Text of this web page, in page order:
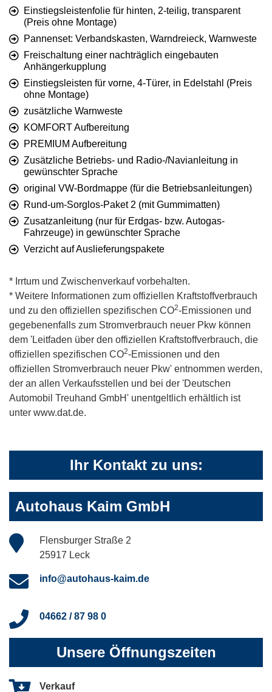
Einstiegsleistenfolie für hinten, 2-teilig, transparent
(Preis ohne Montage)
Pannenset: Verbandskasten, Warndreieck, Warnweste
Freischaltung einer nachträglich eingebauten
Anhängerkupplung
Einstiegsleisten für vorne, 4-Türer, in Edelstahl (Preis
ohne Montage)
zusätzliche Warnweste
KOMFORT Aufbereitung
PREMIUM Aufbereitung
Zusätzliche Betriebs- und Radio-/Navianleitung in
gewünschter Sprache
original VW-Bordmappe (für die Betriebsanleitungen)
Rund-um-Sorglos-Paket 2 (mit Gummimatten)
Zusatzanleitung (nur für Erdgas- bzw. Autogas-
Fahrzeuge) in gewünschter Sprache
Verzicht auf Auslieferungspakete
* Irrtum und Zwischenverkauf vorbehalten.
* Weitere Informationen zum offiziellen Kraftstoffverbrauch
und zu den offiziellen spezifischen CO2-Emissionen und
gegebenenfalls zum Stromverbrauch neuer Pkw können
dem 'Leitfaden über den offiziellen Kraftstoffverbrauch, die
offiziellen spezifischen CO2-Emissionen und den
offiziellen Stromverbrauch neuer Pkw' entnommen werden,
der an allen Verkaufsstellen und bei der 'Deutschen
Automobil Treuhand GmbH' unentgeltlich erhältlich ist
unter www.dat.de.
Ihr Kontakt zu uns:
Autohaus Kaim GmbH
Flensburger Straße 2
25917 Leck
info@autohaus-kaim.de
04662 / 87 98 0
Unsere Öffnungszeiten
Verkauf